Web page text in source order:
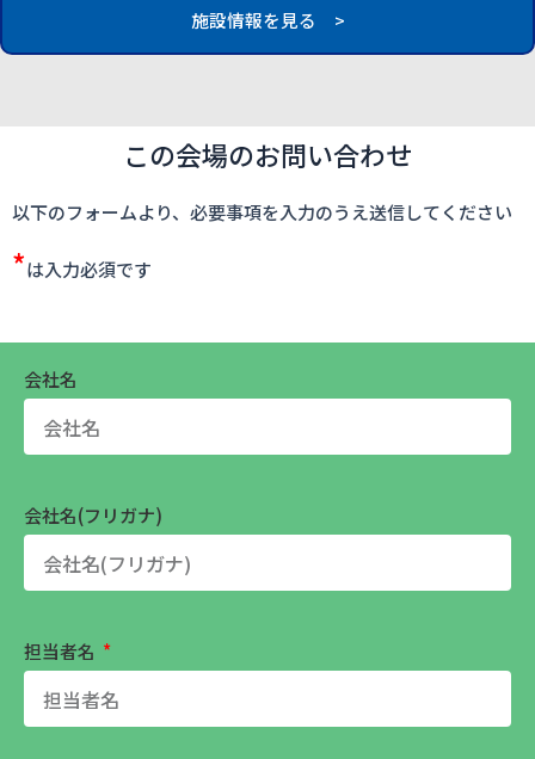
施設情報を見る >
この会場のお問い合わせ
以下のフォームより、必要事項を入力のうえ送信してください
*は入力必須です
会社名
会社名(フリガナ)
担当者名